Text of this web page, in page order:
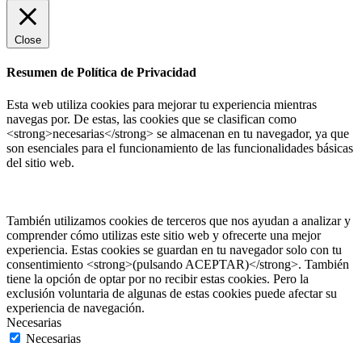
Close
Resumen de Política de Privacidad
Esta web utiliza cookies para mejorar tu experiencia mientras
navegas por. De estas, las cookies que se clasifican como
<strong>necesarias</strong> se almacenan en tu navegador, ya que
son esenciales para el funcionamiento de las funcionalidades básicas
del sitio web.
También utilizamos cookies de terceros que nos ayudan a analizar y
comprender cómo utilizas este sitio web y ofrecerte una mejor
experiencia. Estas cookies se guardan en tu navegador solo con tu
consentimiento <strong>(pulsando ACEPTAR)</strong>. También
tiene la opción de optar por no recibir estas cookies. Pero la
exclusión voluntaria de algunas de estas cookies puede afectar su
experiencia de navegación.
Necesarias
Necesarias